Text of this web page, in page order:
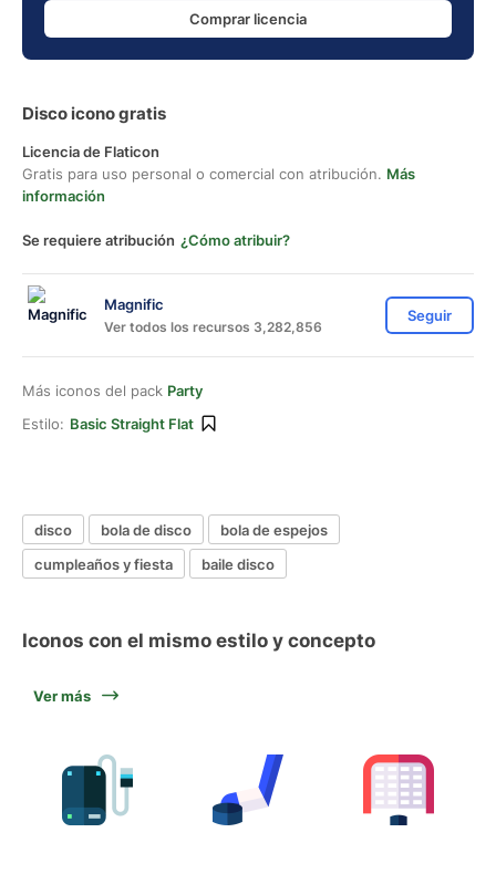
Comprar licencia
Disco icono gratis
Licencia de Flaticon
Gratis para uso personal o comercial con atribución. Más
información
Se requiere atribución ¿Cómo atribuir?
Magnific
Ver todos los recursos 3,282,856
Seguir
Más iconos del pack Party
Estilo: Basic Straight Flat
disco bola de disco
bola de espejos
cumpleaños y fiesta
baile disco
Iconos con el mismo estilo y concepto
Ver más